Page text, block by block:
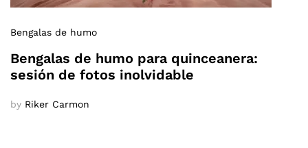
Bengalas de humo
Bengalas de humo para quinceanera:
sesión de fotos inolvidable
by Riker Carmon